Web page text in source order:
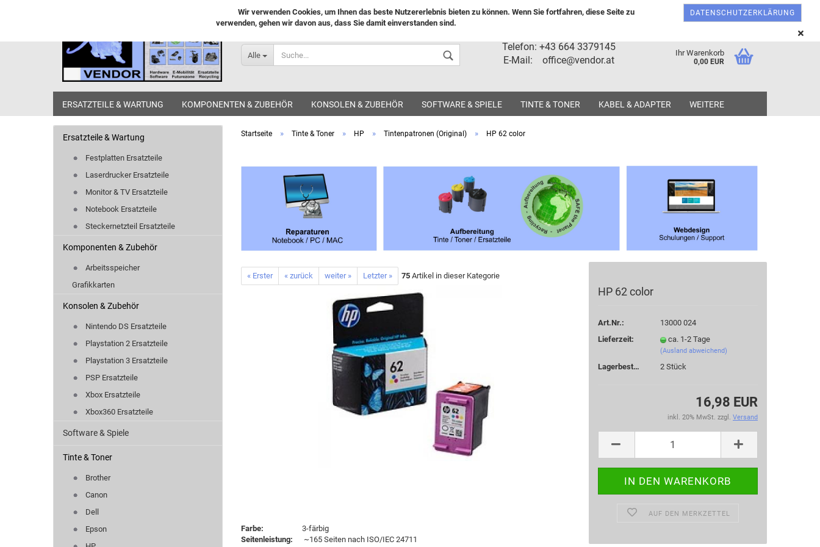
Österreich
Konto erstellen
Passwort vergessen?
Merkzettel
Alle
Telefon: +43 664 3379145
E-Mail: office@vendor.at
Ihr Warenkorb
0,00 EUR
Wir verwenden Cookies, um Ihnen das beste Nutzererlebnis bieten zu können. Wenn Sie fortfahren, diese Seite zu
verwenden, gehen wir davon aus, dass Sie damit einverstanden sind.
DATENSCHUTZERKLÄRUNG
ERSATZTEILE & WARTUNG KOMPONENTEN & ZUBEHÖR KONSOLEN & ZUBEHÖR SOFTWARE & SPIELE TINTE & TONER KABEL & ADAPTER WEITERE
Startseite » Tinte & Toner » HP » Tintenpatronen (Original) » HP 62 color
« Erster « zurück weiter » Letzter » 75Artikel in dieser Kategorie
HP 62 color
Art.Nr.:
13000 024
Lieferzeit:
ca. 1-2 Tage
(Ausland abweichend)
Lagerbestand: 2 Stück
16,98 EUR
inkl. 20% MwSt. zzgl. Versand
AUF DEN MERKZETTEL
Farbe:
3-färbig
Seitenleistung: ~165 Seiten nach ISO/IEC 24711
Ersatzteile & Wartung
Festplatten Ersatzteile
Laserdrucker Ersatzteile
Monitor & TV Ersatzteile
Notebook Ersatzteile
Steckernetzteil Ersatzteile
Komponenten & Zubehör
Arbeitsspeicher
Grafikkarten
Konsolen & Zubehör
Nintendo DS Ersatzteile
Playstation 2 Ersatzteile
Playstation 3 Ersatzteile
PSP Ersatzteile
Xbox Ersatzteile
Xbox360 Ersatzteile
Software & Spiele
Tinte & Toner
Brother
Canon
Dell
Epson